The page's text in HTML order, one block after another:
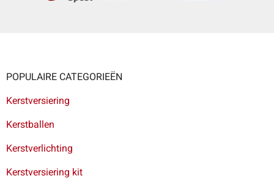
POPULAIRE CATEGORIEËN
Kerstversiering
Kerstballen
Kerstverlichting
Kerstversiering kit